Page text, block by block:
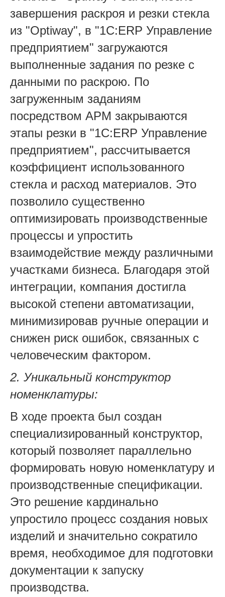
завершения раскроя и резки стекла
из "Optiway", в "1С:ERP Управление
предприятием" загружаются
выполненные задания по резке с
данными по раскрою. По
загруженным заданиям
посредством АРМ закрываются
этапы резки в "1С:ERP Управление
предприятием", рассчитывается
коэффициент использованного
стекла и расход материалов. Это
позволило существенно
оптимизировать производственные
процессы и упростить
взаимодействие между различными
участками бизнеса. Благодаря этой
интеграции, компания достигла
высокой степени автоматизации,
минимизировав ручные операции и
снижен риск ошибок, связанных с
человеческим фактором.
2. Уникальный конструктор
номенклатуры:
В ходе проекта был создан
специализированный конструктор,
который позволяет параллельно
формировать новую номенклатуру и
производственные спецификации.
Это решение кардинально
упростило процесс создания новых
изделий и значительно сократило
время, необходимое для подготовки
документации к запуску
производства.